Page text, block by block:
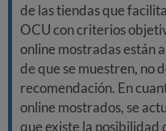
de las tiendas que
OCU con criterios
online mostradas están
de que se muestren, no
recomendación. En
online mostrados, se
que existe la posibilidad